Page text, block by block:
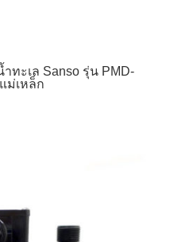
ทะเล Sanso รุ่น PMD-
ม่เหล็ก